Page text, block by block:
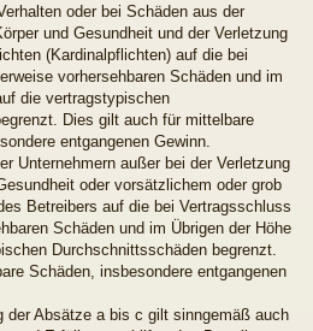
oder bei Schäden aus der
und Gesundheit und der Verletzung
(Kardinalpflichten) auf die bei
vorhersehbaren Schäden und im
die vertragstypischen
Dies gilt auch für mittelbare
entgangenen Gewinn.
Unternehmern außer bei der Verletzung
oder vorsätzlichem oder grob
Betreibers auf die bei Vertragsschluss
Schäden und im Übrigen der Höhe
Durchschnittsschäden begrenzt.
Schäden, insbesondere entgangenen
der Absätze a bis c gilt sinngemäß auch